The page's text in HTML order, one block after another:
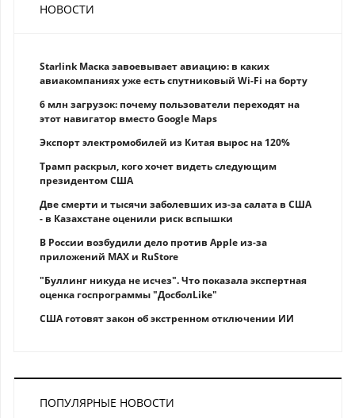
НОВОСТИ
Starlink Маска завоевывает авиацию: в каких
авиакомпаниях уже есть спутниковый Wi-Fi на борту
6 млн загрузок: почему пользователи переходят на
этот навигатор вместо Google Maps
Экспорт электромобилей из Китая вырос на 120%
Трамп раскрыл, кого хочет видеть следующим
президентом США
Две смерти и тысячи заболевших из-за салата в США
- в Казахстане оценили риск вспышки
В России возбудили дело против Apple из-за
приложений MAX и RuStore
"Буллинг никуда не исчез". Что показала экспертная
оценка госпрограммы "ДосболLike"
США готовят закон об экстренном отключении ИИ
ПОПУЛЯРНЫЕ НОВОСТИ